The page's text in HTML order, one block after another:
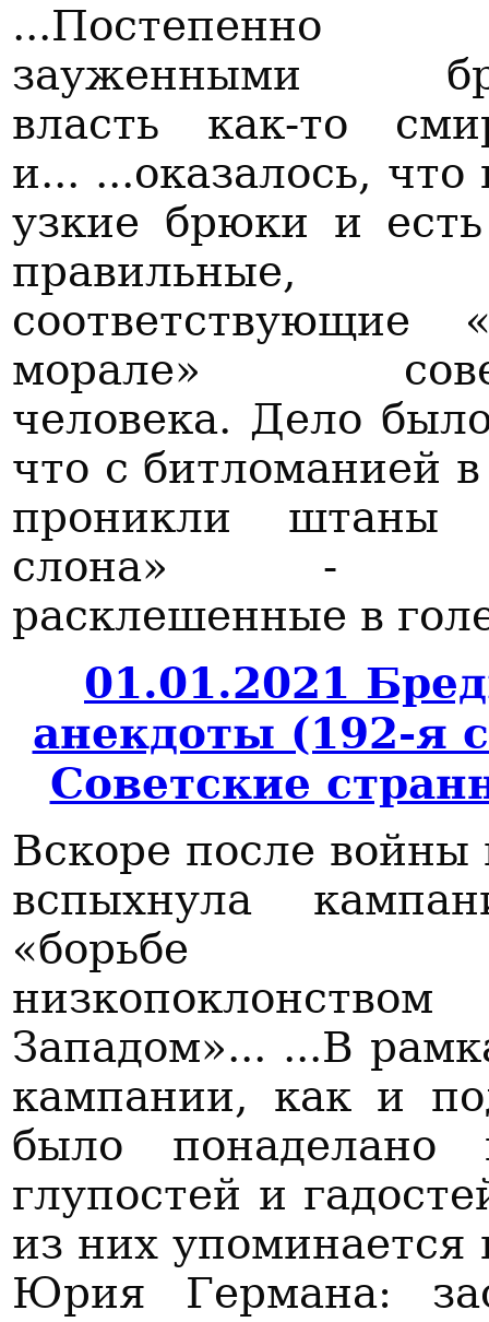
зауженными
власть как-то
и... ...оказалось,
узкие брюки и
правильные,
соответствующие
морале»
человека. Дело
что с битломанией
проникли штаны
слона» -
расклешенные в
01.01.2021
анекдоты (192-я
Советские
Вскоре после
вспыхнула
Западом»... ...В
кампании, как и
было понаделано
глупостей и
из них упоминается
Юрия Германа: